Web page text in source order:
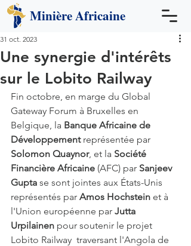
MinièreAfricaine
Une synergie d'intérêts
sur le Lobito Railway
31 oct. 2023
Fin octobre, en marge du Global
Gateway Forum à Bruxelles en
Belgique, la Banque Africaine de
Développement représentée par
Solomon Quaynor, et la Société
Financière Africaine (AFC) par Sanjeev
Gupta se sont jointes aux États-Unis
représentés par Amos Hochstein et à
l'Union européenne par Jutta
Urpilainen pour soutenir le projet
Lobito Railway  traversant l'Angola de